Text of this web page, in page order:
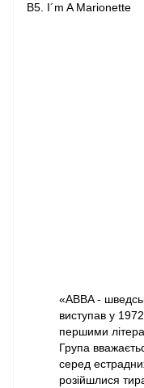
B5. I´m A Marionette
«ABBA -
виступав у
першими
Група
серед
розійшлися